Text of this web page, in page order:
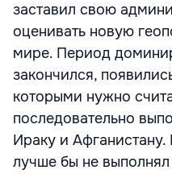
заставил свою
оценивать новую
мире. Период
закончился,
которыми нужно
последовательно
Ираку и
лучше бы не